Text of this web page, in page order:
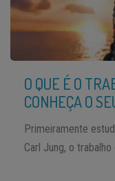
O QUE É O
CONHEÇA O
Primeiramente
Carl Jung, o trabalho